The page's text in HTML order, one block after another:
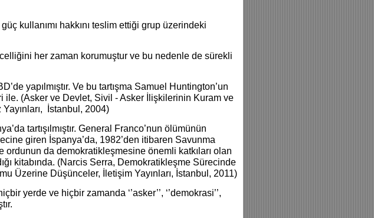
kullanımı hakkını teslim ettiği grup üzerindeki
her zaman korumuştur ve bu nedenle de sürekli
yapılmıştır. Ve bu tartışma Samuel Huntington’un
ile. (Asker ve Devlet, Sivil - Asker İlişkilerinin Kuram ve
İstanbul, 2004)
tartışılmıştır. General Franco’nun ölümünün
giren İspanya’da, 1982’den itibaren Savunma
ordunun da demokratikleşmesine önemli katkıları olan
kitabında. (Narcis Serra, Demokratikleşme Sürecinde
Üzerine Düşünceler, İletişim Yayınları, İstanbul, 2011)
yerde ve hiçbir zamanda ‘’asker’’, ‘’demokrasi’’,